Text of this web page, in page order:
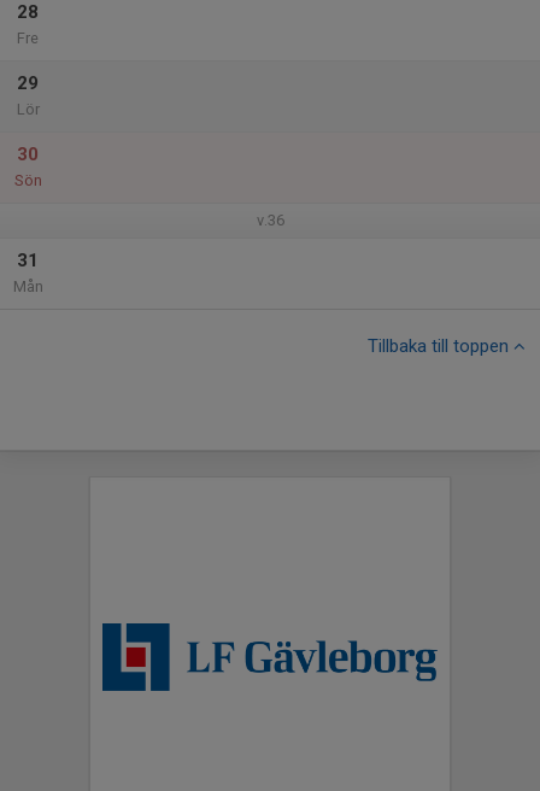
28
Fre
29
Lör
30
Sön
v.36
31
Mån
Tillbaka till toppen